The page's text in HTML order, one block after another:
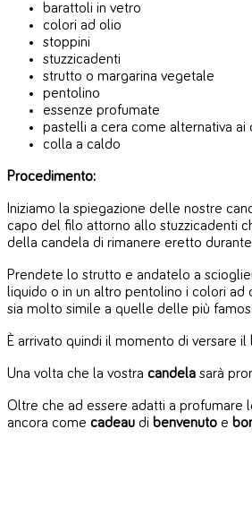
barattoli in vetro
colori ad olio
stoppini
stuzzicadenti
strutto o margarina vegetale
pentolino
essenze profumate
pastelli a cera come alternativa ai
colla a caldo
Procedimento:
Iniziamo la spiegazione delle nostre
capo del filo attorno allo stuzzicadenti
della candela di rimanere eretto
Prendete lo strutto e andatelo a
liquido o in un altro pentolino i colori
sia molto simile a quelle delle più
È arrivato quindi il momento di versare il
Una volta che la vostra candela sarà
Oltre che ad essere adatti a profumare
ancora come cadeau di benvenuto e